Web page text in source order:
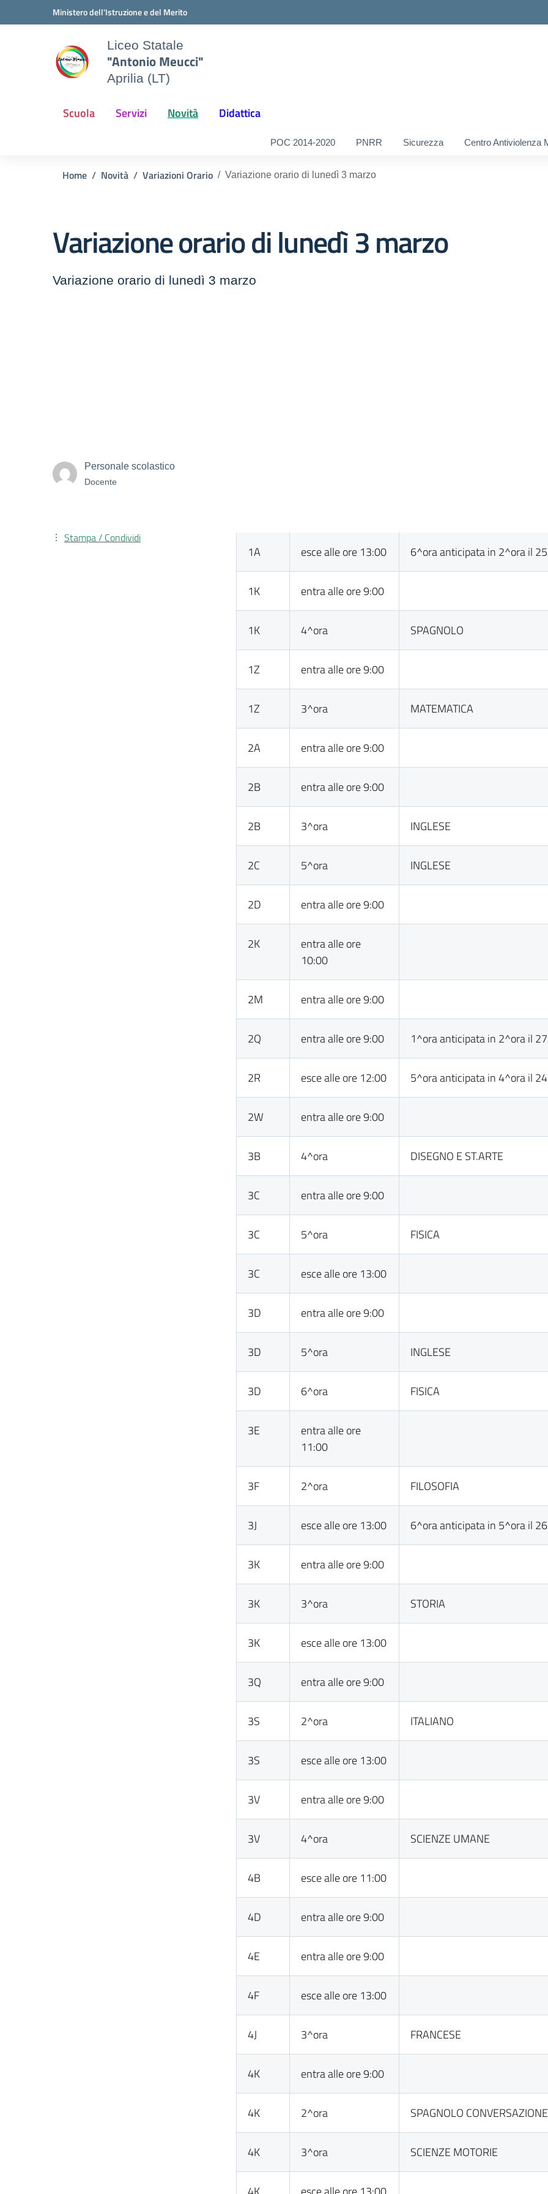
Vai ai contenuti
Vai al menu di navigazioneMinistero dell'Istruzione e del Merito
Liceo Statale
"Antonio Meucci"
Aprilia (LT)
Scuola Servizi Novità Didattica
POC 2014-2020 PNRR Sicurezza Centro Antiviolenza
Home Novità Variazioni Orario Variazione orario di lunedì 3 marzo
Variazione orario di lunedì 3 marzo
Variazione orario di lunedì 3 marzo
Personale scolastico
Docente
1A esce alle ore 13:00 6^ora anticipata in 2^ora il
1K entra alle ore 9:00
1K 4^ora SPAGNOLO
1Z entra alle ore 9:00
1Z 3^ora MATEMATICA
2A entra alle ore 9:00
2B entra alle ore 9:00
2B 3^ora INGLESE
2C 5^ora INGLESE
2D entra alle ore 9:00
2K
entra alle ore
10:00
2M entra alle ore 9:00
2Q entra alle ore 9:00 1^ora anticipata in 2^ora il
2R esce alle ore 12:00 5^ora anticipata in 4^ora il
2W entra alle ore 9:00
3B 4^ora DISEGNO E ST.ARTE
3C entra alle ore 9:00
3C 5^ora FISICA
3C esce alle ore 13:00
3D entra alle ore 9:00
3D 5^ora INGLESE
3D 6^ora FISICA
3E
entra alle ore
11:00
3F 2^ora FILOSOFIA
3J esce alle ore 13:00 6^ora anticipata in 5^ora il
3K entra alle ore 9:00
3K 3^ora STORIA
3K esce alle ore 13:00
3Q entra alle ore 9:00
3S 2^ora ITALIANO
3S esce alle ore 13:00
3V entra alle ore 9:00
3V 4^ora SCIENZE UMANE
4B esce alle ore 11:00
4D entra alle ore 9:00
4E entra alle ore 9:00
4F esce alle ore 13:00
4J 3^ora FRANCESE
4K entra alle ore 9:00
4K 2^ora SPAGNOLO CONVERSAZIONE
4K 3^ora SCIENZE MOTORIE
Stampa / Condividi